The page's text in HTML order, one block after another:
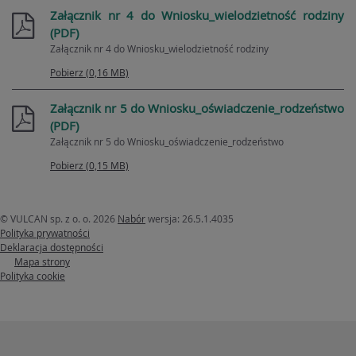
Załącznik nr 4 do Wniosku_wielodzietność rodziny
(PDF)
Załącznik nr 4 do Wniosku_wielodzietność rodziny
Pobierz (0,16 MB)
Załącznik nr 5 do Wniosku_oświadczenie_rodzeństwo
(PDF)
Załącznik nr 5 do Wniosku_oświadczenie_rodzeństwo
Pobierz (0,15 MB)
© VULCAN sp. z o. o. 2026 Nabórwersja: 26.5.1.4035
Polityka prywatności
Deklaracja dostępności
Mapa strony
Polityka cookie